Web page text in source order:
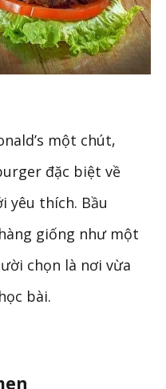
một chút,
đặc biệt về
yêu thích. Bầu
giống như một
chọn là nơi vừa
bài.